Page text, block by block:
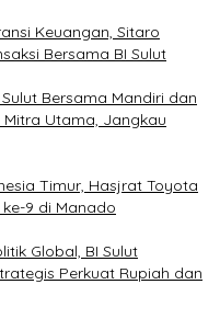
Keuangan, Sitaro
Bersama BI Sulut
Bersama Mandiri dan
Mitra Utama, Jangkau
Timur, Hasjrat Toyota
ke-9 di Manado
Global, BI Sulut
Perkuat Rupiah dan